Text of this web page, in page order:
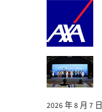
2026 年 8 月 7 日